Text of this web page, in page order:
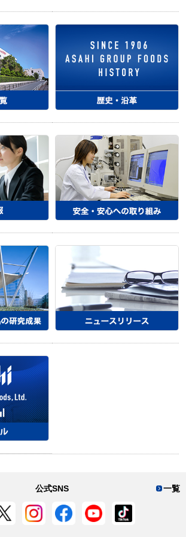
一覧
公式SNS